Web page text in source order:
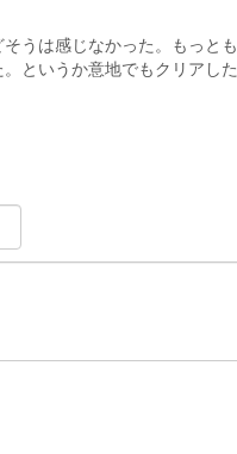
うは感じなかった。もっと
というか意地でもクリアした